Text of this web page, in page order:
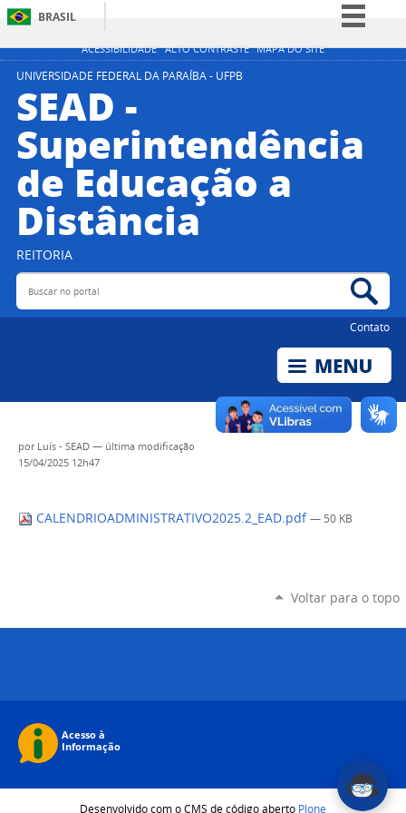
ACESSIBILIDADE ALTO CONTRASTE MAPA DO SITE
BRASIL
Simplifique!
Acesso à informação
Legislação
Canais
UNIVERSIDADE FEDERAL DA PARAÍBA - UFPB
SEAD -
Superintendência
de Educação a
Distância
REITORIA
Buscar no portal
Contato
por Luís - SEAD — última modificação
15/04/2025 12h47
CALENDRIOADMINISTRATIVO2025.2_EAD.pdf — 50 KB
Voltar para o topo
Desenvolvido com o CMS de código aberto Plone